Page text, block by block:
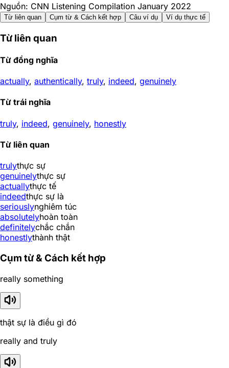
Nguồn: CNN Listening Compilation January 2022
Từ liên quan Cụm từ & Cách kết hợp Câu ví dụ Ví dụ thực tế
Từ liên quan
Từ đồng nghĩa
actually, authentically, truly, indeed, genuinely
Từ trái nghĩa
truly, indeed, genuinely, honestly
Từ liên quan
trulythực sự
genuinelythực sự
actuallythực tế
indeedthực sự là
seriouslynghiêm túc
absolutelyhoàn toàn
definitelychắc chắn
honestlythành thật
Cụm từ & Cách kết hợp
really something
thật sự là điều gì đó
really and truly